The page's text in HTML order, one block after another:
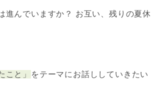
進んでいますか？ お互い、残りの夏休
こと」
をテーマにお話ししていきたい